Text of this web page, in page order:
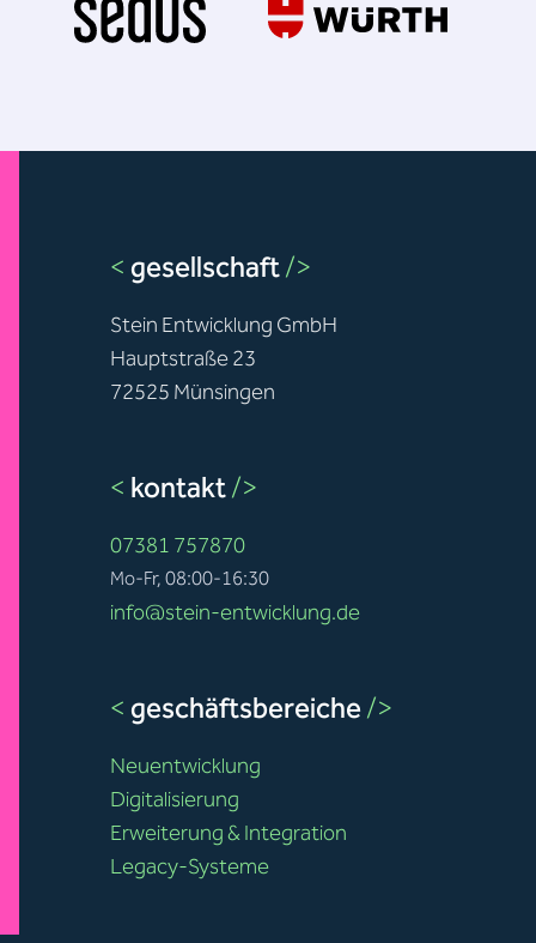
<gesellschaft/>
Stein Entwicklung GmbH
Hauptstraße 23
72525 Münsingen
<kontakt/>
07381 757870
Mo-Fr, 08:00-16:30
info@stein-entwicklung.de
<geschäftsbereiche/>
Neuentwicklung
Digitalisierung
Erweiterung & Integration
Legacy-Systeme